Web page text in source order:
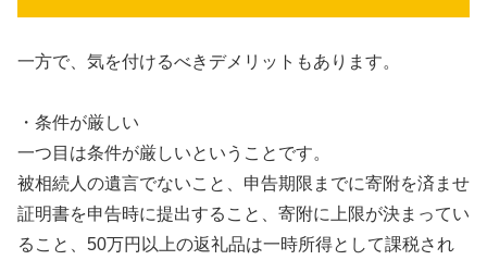
一方で、気を付けるべきデメリットもあります。
・条件が厳しい
一つ目は条件が厳しいということです。
被相続人の遺言でないこと、申告期限までに寄附を済ませ
証明書を申告時に提出すること、寄附に上限が決まってい
ること、 50万円以上の返礼品は一時所得として課税され